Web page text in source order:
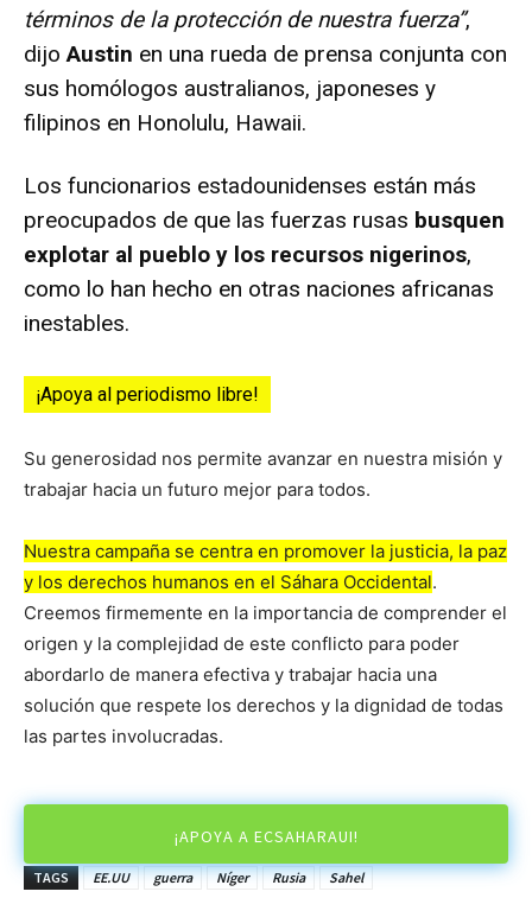
términos de la protección de nuestra fuerza”,
dijoAustin en una rueda de prensa conjunta con
sus homólogos australianos, japoneses y
filipinos en Honolulu, Hawaii.
Los funcionarios estadounidenses están más
preocupados de que las fuerzas rusas busquen
explotar al pueblo y los recursos nigerinos,
como lo han hecho en otras naciones africanas
inestables.
¡Apoya al periodismo libre!
Su generosidad nos permite avanzar en nuestra misión y
trabajar hacia un futuro mejor para todos.
Nuestra campaña se centra en promover la justicia, la paz
y los derechos humanos en el Sáhara Occidental.
Creemos firmemente en la importancia de comprender el
origen y la complejidad de este conflicto para poder
abordarlo de manera efectiva y trabajar hacia una
solución que respete los derechos y la dignidad de todas
las partes involucradas.
¡APOYA A ECSAHARAUI!
TAGS EE.UU guerra Níger Rusia Sahel